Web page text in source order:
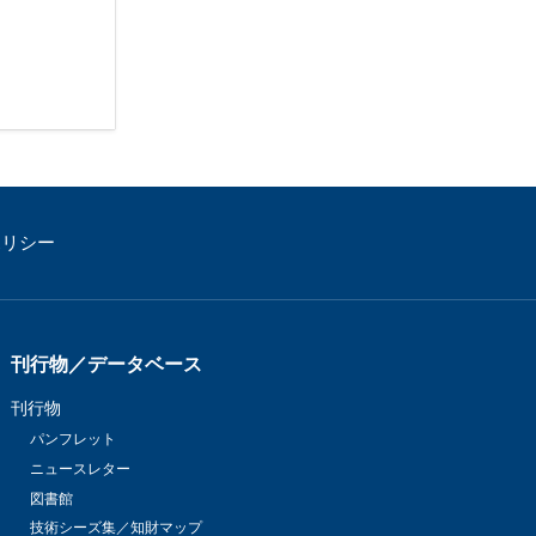
シー
刊行物／データベース
刊行物
パンフレット
ニュースレター
図書館
技術シーズ集／知財マップ